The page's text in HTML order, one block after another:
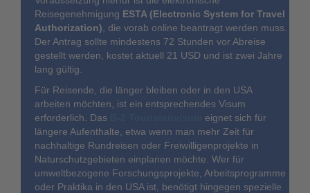
Reisegenehmigung ESTA (Electronic System for Travel
Authorization) , die vorab online beantragt werden muss.
Der Antrag sollte mindestens 72 Stunden vor Abreise
gestellt werden, kostet aktuell 21 USD und ist zwei Jahre
lang gültig.
Für Reisende, die länger bleiben oder in den USA
arbeiten möchten, ist ein entsprechendes Visum
erforderlich. Das
eignet sich für
längere Aufenthalte, etwa wenn man mehr Zeit für
nachhaltige Rundreisen oder Freiwilligenprojekte in
Naturschutzgebieten einplanen möchte. Wer für
umweltbezogene Forschungsprojekte, Arbeitsprogramme
oder Praktika in den USA ist, benötigt hingegen spezielle